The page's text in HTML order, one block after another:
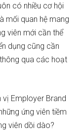
có nhiều cơ hội
mối quan hệ mang
viên mới cần thể
dụng cũng cần
qua các hoạt
Employer Brand
ứng viên tiềm
viên dồi dào?